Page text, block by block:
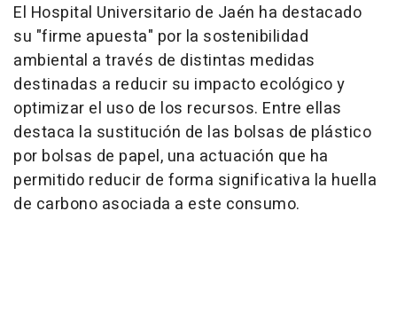
El Hospital Universitario de Jaén ha destacado
su "firme apuesta" por la sostenibilidad
ambiental a través de distintas medidas
destinadas a reducir su impacto ecológico y
optimizar el uso de los recursos. Entre ellas
destaca la sustitución de las bolsas de plástico
por bolsas de papel, una actuación que ha
permitido reducir de forma significativa la huella
de carbono asociada a este consumo.